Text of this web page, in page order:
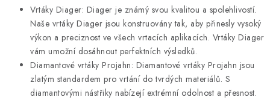
Vrtáky Diager: Diager je známý svou kvalitou a spolehlivostí.
Naše vrtáky Diager jsou konstruovány tak, aby přinesly vysoký
výkon a preciznost ve všech vrtacích aplikacích. Vrtáky Diager
vám umožní dosáhnout perfektních výsledků.
Diamantové vrtáky Projahn: Diamantové vrtáky Projahn jsou
zlatým standardem pro vrtání do tvrdých materiálů. S
diamantovými nástřiky nabízejí extrémní odolnost a přesnost.